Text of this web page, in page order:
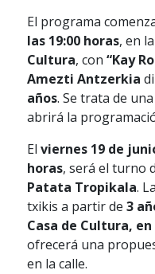
El programa
las 19:00 horas, en la
Cultura, con “Kay
Amezti Antzerkia
años. Se trata de
abrirá la
El viernes 19 de
horas, será el turno
Patata Tropikala.
txikis a partir de 3
Casa de Cultura,
ofrecerá una
en la calle.